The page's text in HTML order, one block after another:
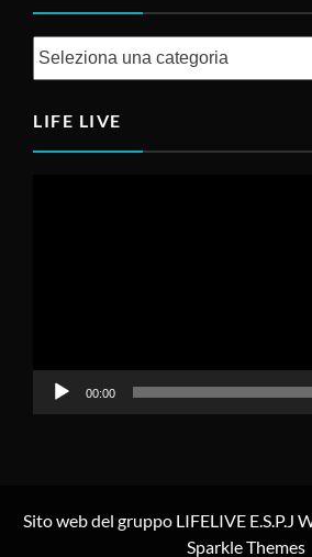
Categorie
LIFE LIVE
00:00
Sito web del gruppo LIFELIVE E.S.P.J
Sparkle Themes